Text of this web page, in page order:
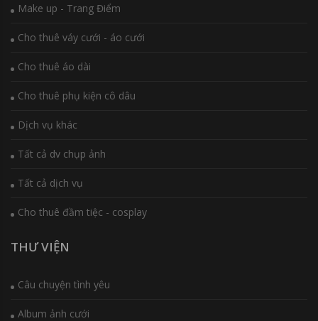
Make up - Trang Điểm
Cho thuê váy cưới - áo cưới
Cho thuê áo dài
Cho thuê phụ kiện cô dâu
Dịch vụ khác
Tất cả dv chụp ảnh
Tất cả dịch vụ
Cho thuê đầm tiệc - cosplay
THƯ VIỆN
Câu chuyện tình yêu
Album ảnh cưới